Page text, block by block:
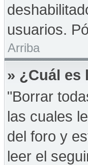
usuarios.
Arriba
» ¿Cuál
"Borrar
las cuales
del foro y
leer el